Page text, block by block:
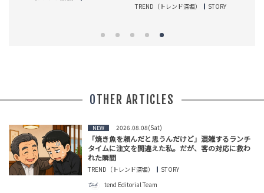
TREND（トレンド深堀） STORY
OTHER ARTICLES
NEW 2026.08.08(Sat)
「焼き魚を頼んだと思うんだけど」混雑するランチ
タイムに注文を間違えた私。だが、客の対応に救わ
れた瞬間
TREND（トレンド深堀）
STORY
tend Editorial Team